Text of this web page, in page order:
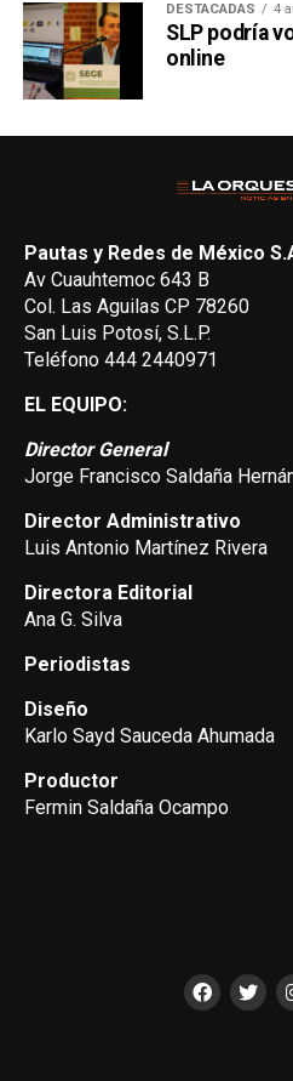
DESTACADAS 4
SLP podría
online
Pautas y Redes de México
Av Cuauhtemoc 643 B
Col. Las Aguilas CP 78260
San Luis Potosí, S.L.P.
Teléfono 444 2440971
EL EQUIPO:
Director General
Jorge Francisco Saldaña
Director Administrativo
Luis Antonio Martínez Rivera
Directora Editorial
Ana G. Silva
Periodistas
Diseño
Karlo Sayd Sauceda Ahumada
Productor
Fermin Saldaña Ocampo